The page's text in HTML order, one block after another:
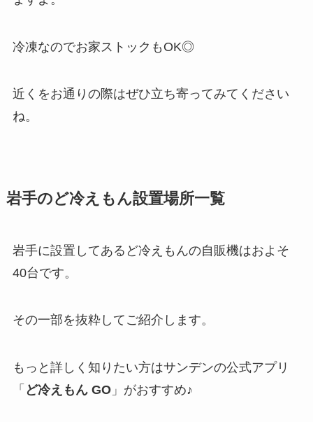
冷凍なのでお家ストックもOK◎
近くをお通りの際はぜひ立ち寄ってみてください
ね。
岩手のど冷えもん設置場所一覧
岩手に設置してあるど冷えもんの自販機はおよそ
40台です。
その一部を抜粋してご紹介します。
もっと詳しく知りたい方はサンデンの公式アプリ
「 ど冷えもん GO」がおすすめ♪